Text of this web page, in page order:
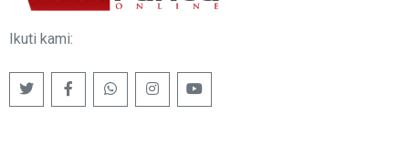
Ikuti kami: